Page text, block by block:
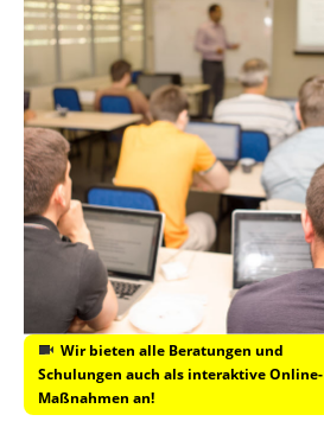
Wir bieten alle Beratungen und
Schulungen auch als interaktive Online-
Maßnahmen an!